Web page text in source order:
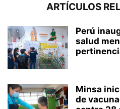
ARTÍCULOS
Perú
salud
Minsa
de